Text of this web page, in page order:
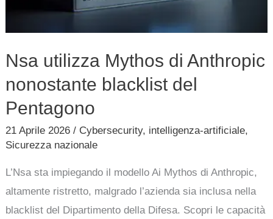
Nsa utilizza Mythos di Anthropic
nonostante blacklist del
Pentagono
21 Aprile 2026/ Cybersecurity, intelligenza-artificiale,
Sicurezza nazionale
L’Nsa sta impiegando il modello Ai Mythos di Anthropic,
altamente ristretto, malgrado l’azienda sia inclusa nella
blacklist del Dipartimento della Difesa. Scopri le capacità